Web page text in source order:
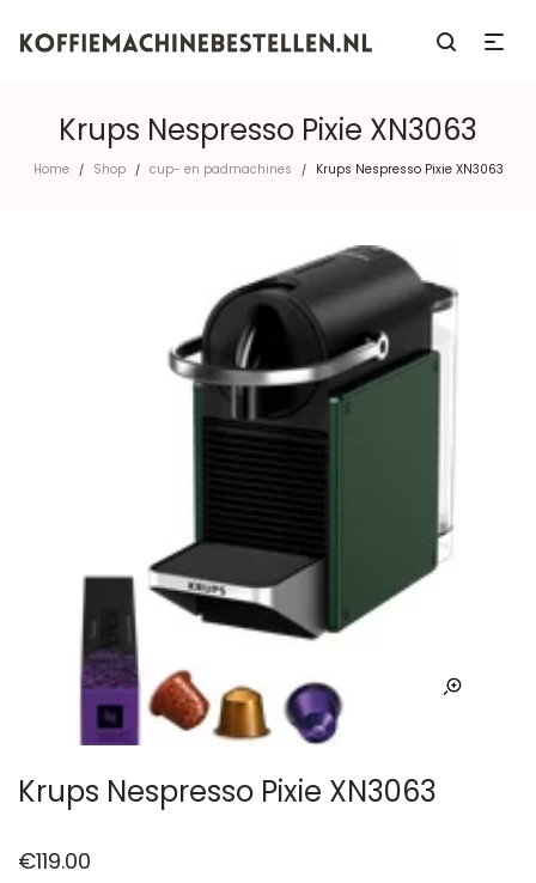
Krups Nespresso Pixie XN3063
Home / Shop / cup- en padmachines / Krups Nespresso Pixie XN3063
Krups Nespresso Pixie XN3063
€119.00